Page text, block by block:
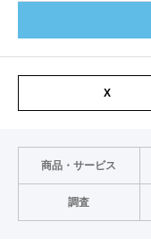
X
商品・サービス
調査